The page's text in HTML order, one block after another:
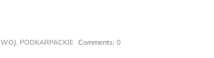
WOJ. PODKARPACKIE Comments: 0